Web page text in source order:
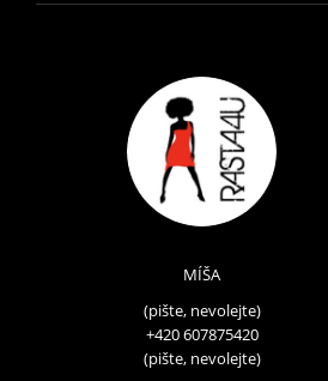
MÍŠA
(pište, nevolejte)
+420 607875420
(pište, nevolejte)